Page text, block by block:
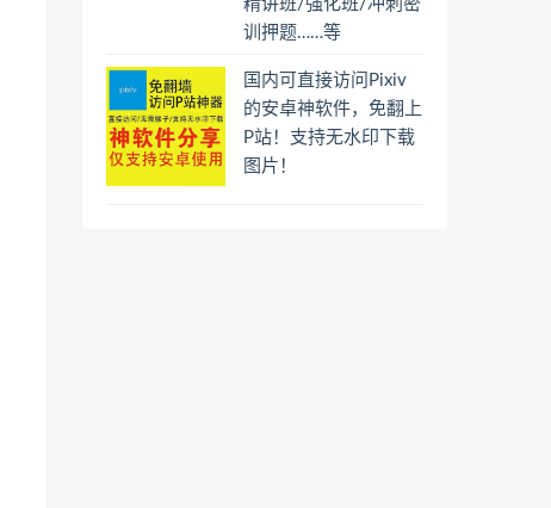
精讲班/强化班/冲刺密
训押题……等
国内可直接访问Pixiv
的安卓神软件，免翻上
P站！支持无水印下载
图片！